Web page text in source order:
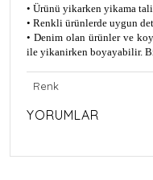
• Ürünü yikarken yikama
• Renkli ürünlerde uygun
• Denim olan ürünler ve
ile yikanirken boyayabilir.
Renk
YORUMLAR